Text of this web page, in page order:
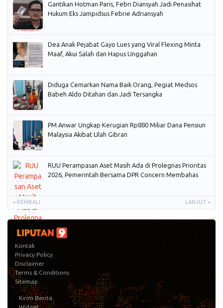
Gantikan Hotman Paris, Febri Diansyah Jadi Penasihat
Hukum Eks Jampidsus Febrie Adriansyah
Dea Anak Pejabat Gayo Lues yang Viral Flexing Minta
Maaf, Akui Salah dan Hapus Unggahan
Diduga Cemarkan Nama Baik Orang, Pegiat Medsos
Babeh Aldo Ditahan dan Jadi Tersangka
PM Anwar Ungkap Kerugian Rp880 Miliar Dana Pensiun
Malaysia Akibat Ulah Gibran
RUU Perampasan Aset Masih Ada di Prolegnas Prioritas
2026, Pemerintah Bersama DPR Concern Membahas
« KEMBALI LANJUT »
Kontak
Privacy Policy
Disclaimer
Terms & Conditions
Sitemap
Kirim Berita